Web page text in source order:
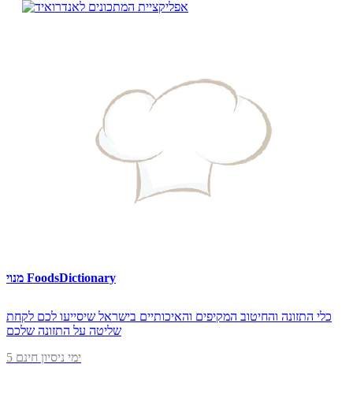
מנוי FoodsDictionary
כלי התזונה והחיטוב המקיפים והאיכותיים בישראל שיסייעו לכם לקחת
שליטה על התזונה שלכם
5 ימי ניסיון חינם